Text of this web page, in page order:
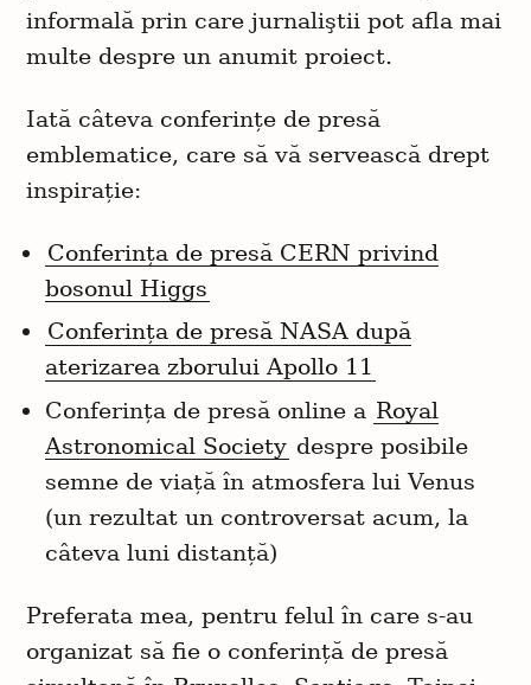
informală prin care jurnaliştii pot afla mai
multe despre un anumit proiect.
Iată câteva conferințe de presă
emblematice, care să vă servească drept
inspirație:
Conferința de presă CERN privind
bosonul Higgs
Conferința de presă NASA după
aterizarea zborului Apollo 11
Conferința de presă online a Royal
Astronomical Society despre posibile
semne de viață în atmosfera lui Venus
(un rezultat un controversat acum, la
câteva luni distanță)
Preferata mea, pentru felul în care s-au
organizat să fie o conferință de presă